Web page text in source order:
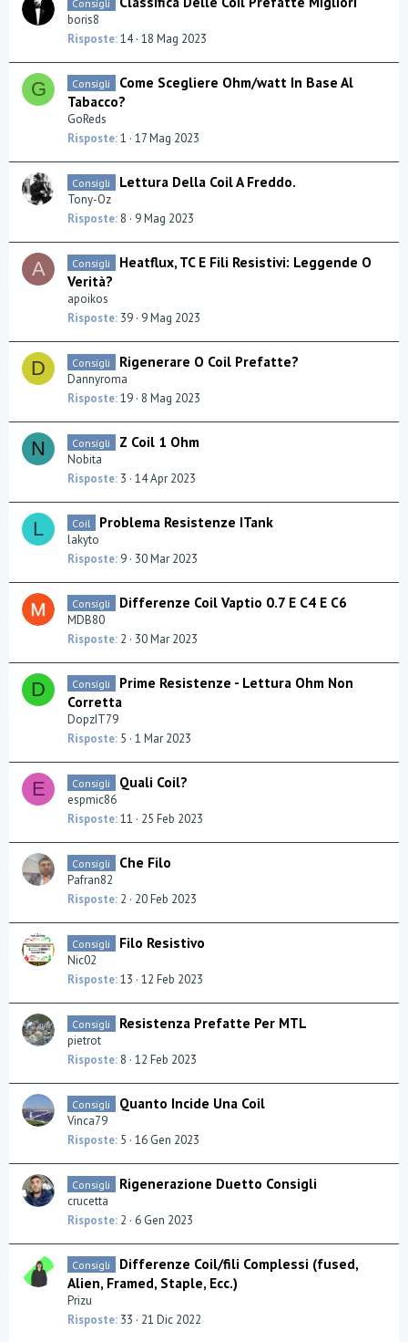
boris8
Risposte 14 18 Mag 2023
G Consigli
Come Scegliere Ohm/watt In Base Al
Tabacco?
GoReds
Risposte 1 17 Mag 2023
Consigli Lettura Della Coil A Freddo.
Tony-Oz
Risposte 8 9 Mag 2023
A Consigli
Heatflux, TC E Fili Resistivi: Leggende O
Verità?
apoikos
Risposte 39 9 Mag 2023
D Consigli Rigenerare O Coil Prefatte?
Dannyroma
Risposte 19 8 Mag 2023
N Consigli Z Coil 1 Ohm
Nobita
Risposte 3 14 Apr 2023
L Coil Problema Resistenze ITank
lakyto
Risposte 9 30 Mar 2023
Consigli Differenze Coil Vaptio 0.7 E C4 E C6
MDB80
Risposte 2 30 Mar 2023
D Consigli
Prime Resistenze - Lettura Ohm Non
Corretta
DopzIT79
Risposte 5 1 Mar 2023
E Consigli Quali Coil?
espmic86
Risposte 11 25 Feb 2023
Consigli Che Filo
Pafran82
Risposte 2 20 Feb 2023
Consigli Filo Resistivo
Nic02
Risposte 13 12 Feb 2023
Consigli Resistenza Prefatte Per MTL
pietrot
Risposte 8 12 Feb 2023
Consigli Quanto Incide Una Coil
Vinca79
Risposte 5 16 Gen 2023
Consigli Rigenerazione Duetto Consigli
crucetta
Risposte 2 6 Gen 2023
Consigli
Differenze Coil/fili Complessi (fused,
Alien, Framed, Staple, Ecc.)
Prizu
Risposte 33 21 Dic 2022